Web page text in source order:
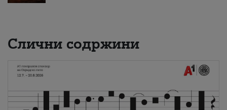
Слични содржини